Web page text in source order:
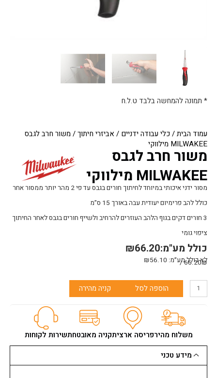
עמוד הבית/כלי עבודה ידניים / אביזרי חיתוך/ משור חרב לגבס
MILWAKEE מילווקי
משור חרב לגבס
MILWAKEE מילווקי
מסור ידני איכותי במיוחד לחיתוך חורים בגבס עד פי 2 מהר יותר ממסור אחר
כולל להב פרימיום יעודית עבה באורך 15 ס”מ
3 חורים דקים בגוף הלהב העוזרים להרחיב ולשייף חורים בגבס לאחר החיתוך
ציפוי גומי
₪66.20כולל מע"מ:
לא כולל מע״מ: ₪56.10
66.20₪ /
כמות
MILWAKEE
הוספה לסל קניה מהירה
משלוח מהירפריסה ארציתקניה מאובטחתשירות לקוחות
מידע טכני
* תמונה להמחשה בלבד ט.ל.ח